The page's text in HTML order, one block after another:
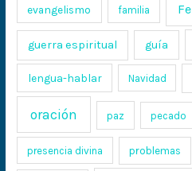
evangelismo familia Fe
guerra espiritual guía
lengua-hablar Navidad
oración paz pecado
presencia divina problemas